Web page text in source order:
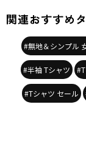
関連おすすめ
#無地＆シンプル
#半袖 Tシャツ
#Tシャツ セール